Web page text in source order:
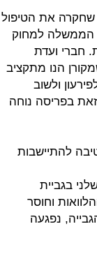
שחקרה את הטיפול
בדו"ח נכתב כי כבר ב־2004 החליטה הממשלה למחוק
חברי ועדת
הנו מתקציב
ולשוב
בפריסה נוחה
של שנת 2013 גבתה החטיבה להתיישבות
בגביית
ההלוואות וחוסר
נפגעה